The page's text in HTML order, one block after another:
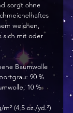
sorgt ohne
weichen,
sich mit oder
Baumwolle
90 %
10 %
(4,5 oz./yd.²)